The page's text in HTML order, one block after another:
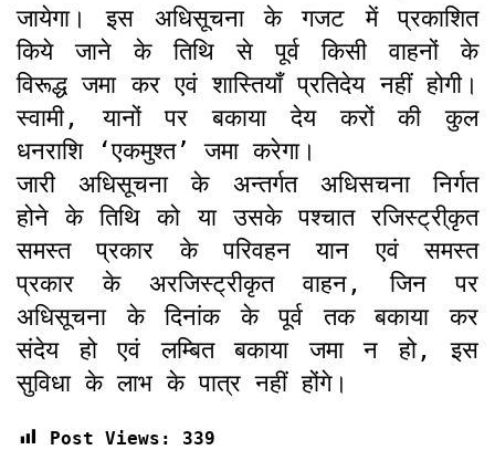
जायेगा। इस अधिसूचना के गजट में प्रकाशित
किये जाने के तिथि से पूर्व किसी वाहनों के
विरूद्ध जमा कर एवं शास्तियॉं प्रतिदेय नहीं होगी।
स्वामी, यानों पर बकाया देय करों की कुल
धनराशि ‘एकमुश्त’ जमा करेगा।
जारी अधिसूचना के अन्तर्गत अधिसचना निर्गत
होने के तिथि को या उसके पश्चात रजिस्ट्री्कृत
समस्त प्रकार के परिवहन यान एवं समस्त
प्रकार के अरजिस्ट्रीकृत वाहन, जिन पर
अधिसूचना के दिनांक के पूर्व तक बकाया कर
संदेय हो एवं लम्बित बकाया जमा न हो, इस
सुविधा के लाभ के पात्र नहीं होंगे।
Post Views: 339